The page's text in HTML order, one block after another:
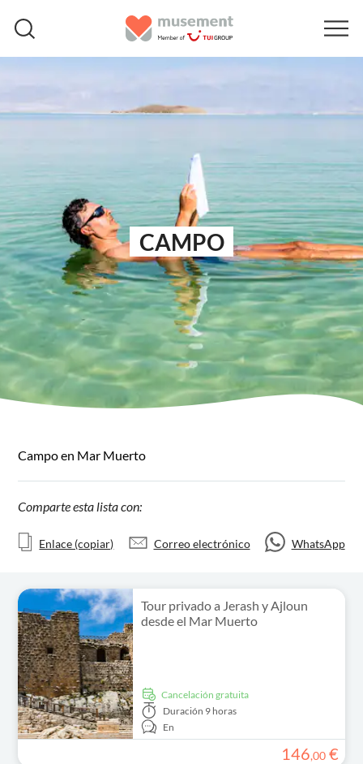
CAMPO
Campo en Mar Muerto
Comparte esta lista con:
Enlace (copiar) Correo electrónico WhatsApp
Tour privado a Jerash y Ajloun
desde el Mar Muerto
cancelación gratuita
Duración 9 horas
En
146,00 €